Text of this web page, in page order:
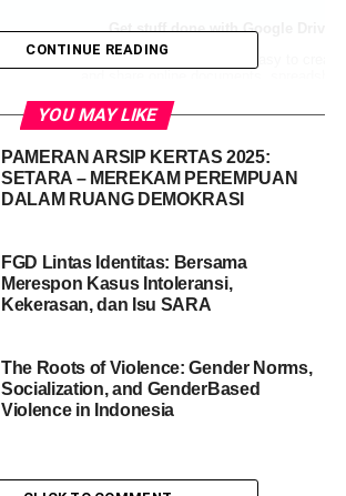
CONTINUE READING
YOU MAY LIKE
PAMERAN ARSIP KERTAS 2025:
SETARA – MEREKAM PEREMPUAN
DALAM RUANG DEMOKRASI
FGD Lintas Identitas: Bersama
Merespon Kasus Intoleransi,
Kekerasan, dan Isu SARA
The Roots of Violence: Gender Norms,
Socialization, and GenderBased
Violence in Indonesia